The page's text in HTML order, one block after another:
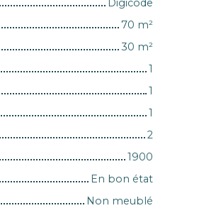
70 m²
30 m²
1
1
1
2
1900
En bon état
Non meublé